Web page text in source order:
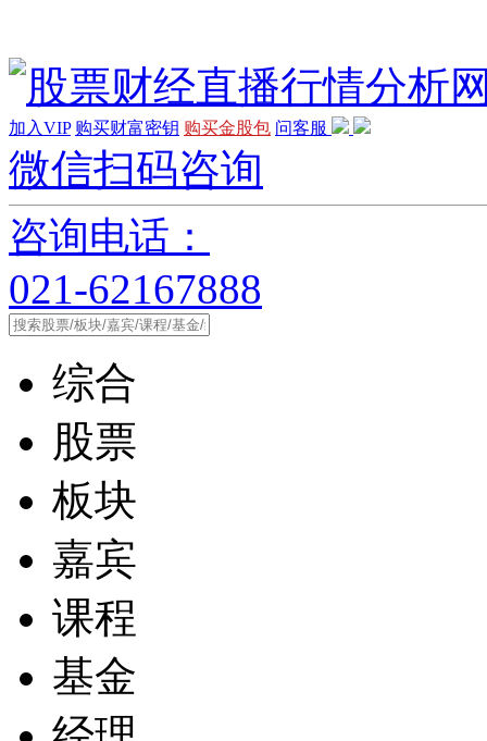
加入VIP 购买财富密钥 购买金股包 问客服
微信扫码咨询
咨询电话：
021-62167888
综合
股票
板块
嘉宾
课程
基金